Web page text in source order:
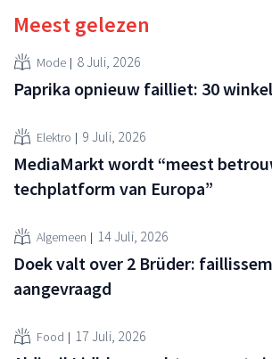
Meest gelezen
Mode 8 Juli, 2026
Paprika opnieuw failliet: 30
Elektro 9 Juli, 2026
MediaMarkt wordt “meest
techplatform van Europa”
Algemeen 14 Juli, 2026
Doek valt over 2 Brüder:
aangevraagd
Food 17 Juli, 2026